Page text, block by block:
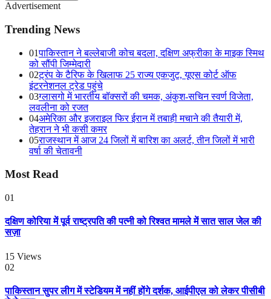
Advertisement
Trending News
01पाकिस्तान ने बल्लेबाजी कोच बदला, दक्षिण अफ्रीका के माइक स्मिथ
को सौंपी जिम्मेदारी
02ट्रंप के टैरिफ के खिलाफ 25 राज्य एकजुट, यूएस कोर्ट ऑफ
इंटरनेशनल ट्रेड पहुंचे
03ग्लासगो में भारतीय बॉक्सरों की चमक, अंकुश-सचिन स्वर्ण विजेता,
लवलीना को रजत
04अमेरिका और इजराइल फिर ईरान में तबाही मचाने की तैयारी में,
तेहरान ने भी कसी कमर
05राजस्थान में आज 24 जिलों में बारिश का अलर्ट, तीन जिलों में भारी
वर्षा की चेतावनी
Most Read
01
दक्षिण कोरिया में पूर्व राष्ट्रपति की पत्नी को रिश्वत मामले में सात साल जेल की
सज़ा
15 Views
02
पाकिस्तान सुपर लीग में स्टेडियम में नहीं होंगे दर्शक, आईपीएल को लेकर पीसीबी